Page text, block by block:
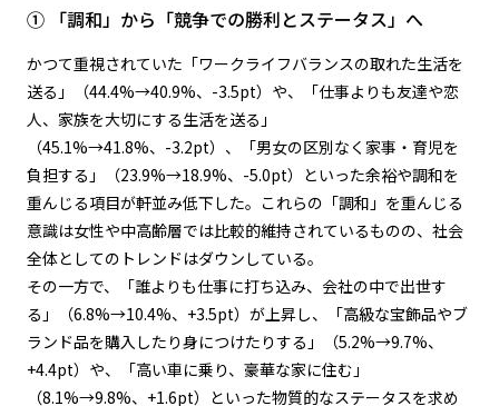
① 「調和」から「競争での勝利とステータス」へ
かつて重視されていた「ワークライフバランスの取れた生活を
送る」（44.4%→40.9%、-3.5pt）や、「仕事よりも友達や恋
人、家族を大切にする生活を送る」
（45.1%→41.8%、-3.2pt）、「男女の区別なく家事・育児を
負担する」（23.9%→18.9%、-5.0pt）といった余裕や調和を
重んじる項目が軒並み低下した。これらの「調和」を重んじる
意識は女性や中高齢層では比較的維持されているものの、社会
全体としてのトレンドはダウンしている。
その一方で、「誰よりも仕事に打ち込み、会社の中で出世す
る」（6.8%→10.4%、+3.5pt）が上昇し、「高級な宝飾品やブ
ランド品を購入したり身につけたりする」（5.2%→9.7%、
+4.4pt）や、「高い車に乗り、豪華な家に住む」
（8.1%→9.8%、+1.6pt）といった物質的なステータスを求め